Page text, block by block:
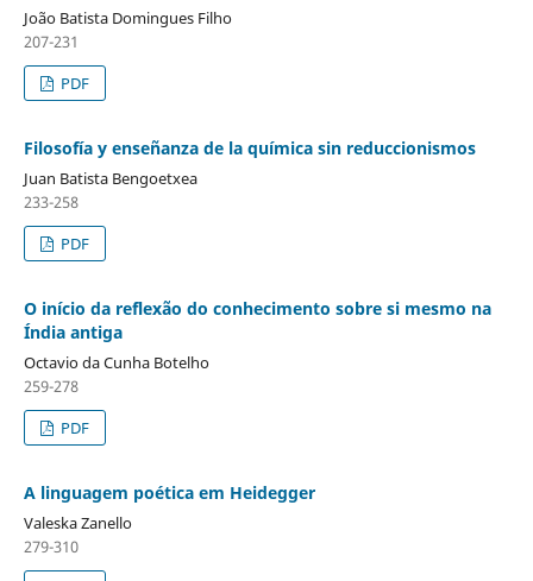
João Batista Domingues Filho
207-231
PDF
Filosofía y enseñanza de la química sin reduccionismos
Juan Batista Bengoetxea
233-258
PDF
O início da reflexão do conhecimento sobre si mesmo na
Índia antiga
Octavio da Cunha Botelho
259-278
PDF
A linguagem poética em Heidegger
Valeska Zanello
279-310